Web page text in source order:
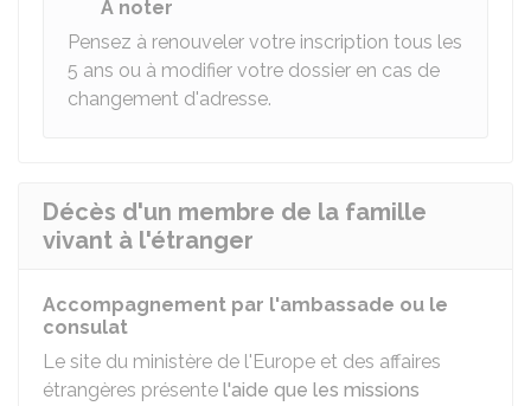
À noter
Pensez à renouveler votre inscription tous les
5 ans ou à modifier votre dossier en cas de
changement d'adresse.
Décès d'un membre de la famille
vivant à l'étranger
Accompagnement par l'ambassade ou le
consulat
Le site du ministère de l'Europe et des affaires
étrangères présente l'aide que les missions